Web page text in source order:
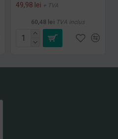
49,98 lei + TVA
60,48 lei TVA inclus